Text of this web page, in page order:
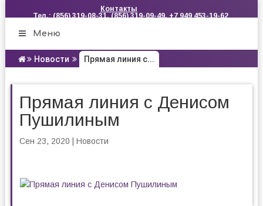
Контакты
Тел.: (856) 319-08-31, (856) 319-09-49, +7 949 453-19-62
Меню
Новости Прямая линия с...
Прямая линия с Денисом
Пушилиным
Сен 23, 2020 Новости